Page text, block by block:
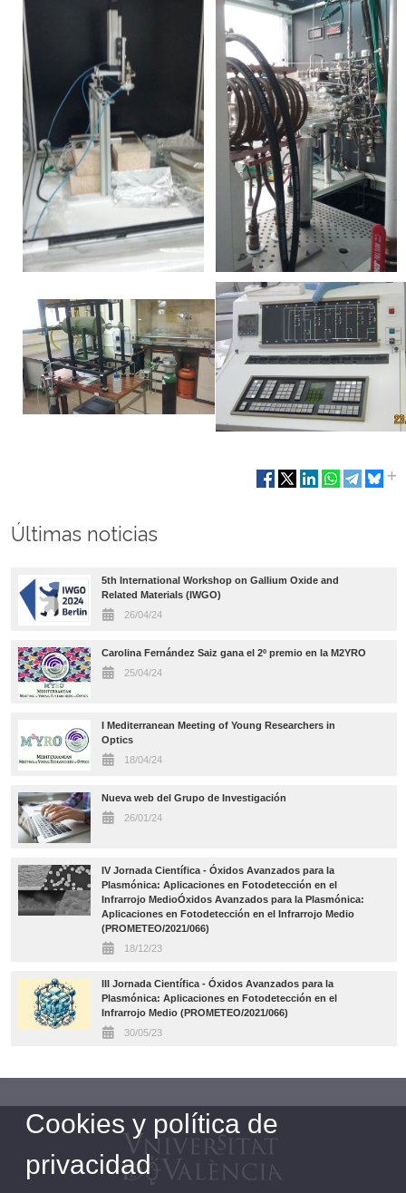
Últimas noticias
5th International Workshop on Gallium Oxide and
Related Materials (IWGO)
26/04/24
Carolina Fernández Saiz gana el 2º premio en la M2YRO
25/04/24
I Mediterranean Meeting of Young Researchers in
Optics
18/04/24
Nueva web del Grupo de Investigación
26/01/24
IV Jornada Científica - Óxidos Avanzados para la
Plasmónica: Aplicaciones en Fotodetección en el
Infrarrojo MedioÓxidos Avanzados para la Plasmónica:
Aplicaciones en Fotodetección en el Infrarrojo Medio
(PROMETEO/2021/066)
18/12/23
III Jornada Científica - Óxidos Avanzados para la
Plasmónica: Aplicaciones en Fotodetección en el
Infrarrojo Medio (PROMETEO/2021/066)
30/05/23
Cookies y política de
privacidad